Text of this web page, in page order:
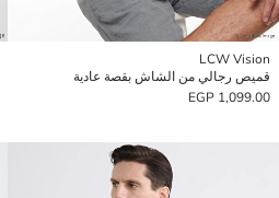
LCW Vision
قميص رجالي من الشاش بقصة عادية
1,099.00 EGP